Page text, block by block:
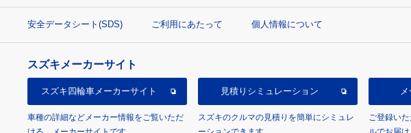
安全データシート(SDS) ご利用にあたって 個人情報について
スズキメーカーサイト
スズキ四輪車メーカーサイト
車種の詳細などメーカー情報をご覧いただ
見積り シミュレーション
スズキのクルマの見積りを簡単にシミュレ
ご登録い